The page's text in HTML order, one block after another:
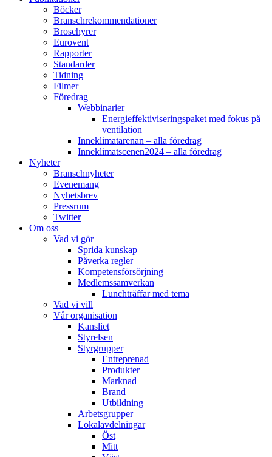
Böcker
Branschrekommendationer
Broschyrer
Eurovent
Rapporter
Standarder
Tidning
Filmer
Föredrag
Webbinarier
Energieffektiviseringspaket med fokus på
ventilation
Inneklimatarenan – alla föredrag
Inneklimatscenen2024 – alla föredrag
Nyheter
Branschnyheter
Evenemang
Nyhetsbrev
Pressrum
Twitter
Om oss
Vad vi gör
Sprida kunskap
Påverka regler
Kompetensförsörjning
Medlemssamverkan
Lunchträffar med tema
Vad vi vill
Vår organisation
Kansliet
Styrelsen
Styrgrupper
Entreprenad
Produkter
Marknad
Brand
Utbildning
Arbetsgrupper
Lokalavdelningar
Öst
Mitt